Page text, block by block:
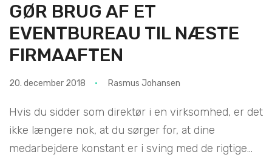
GØR BRUG AF ET
EVENTBUREAU TIL NÆSTE
FIRMAAFTEN
20. december 2018 Rasmus Johansen
Hvis du sidder som direktør i en virksomhed, er det
ikke længere nok, at du sørger for, at dine
medarbejdere konstant er i sving med de rigtige...